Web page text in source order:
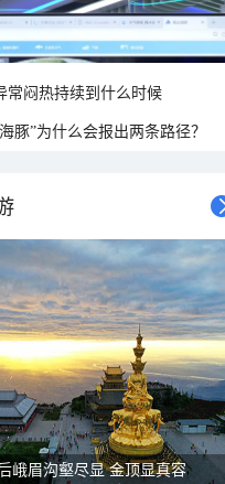
常闷热持续到什么时候
豚”为什么会报出两条路径？
峨眉沟壑尽显 金顶显真容